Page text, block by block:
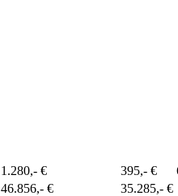
1.280,- € 395,- €
46.856,- €
35.285,- €